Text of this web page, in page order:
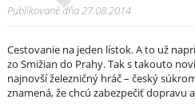
Publikované dňa 27.08.2014
Cestovanie na jeden lístok. A to už
zo Smižian do Prahy. Tak s takouto
najnovší železničný hráč – český
znamená, že chcú zabezpečiť dopravu